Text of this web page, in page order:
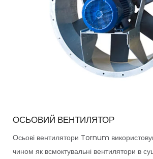
ОСЬОВИЙ ВЕНТИЛЯТОР
Осьові вентилятори Tornum
чином як всмоктувальні вентилятори в